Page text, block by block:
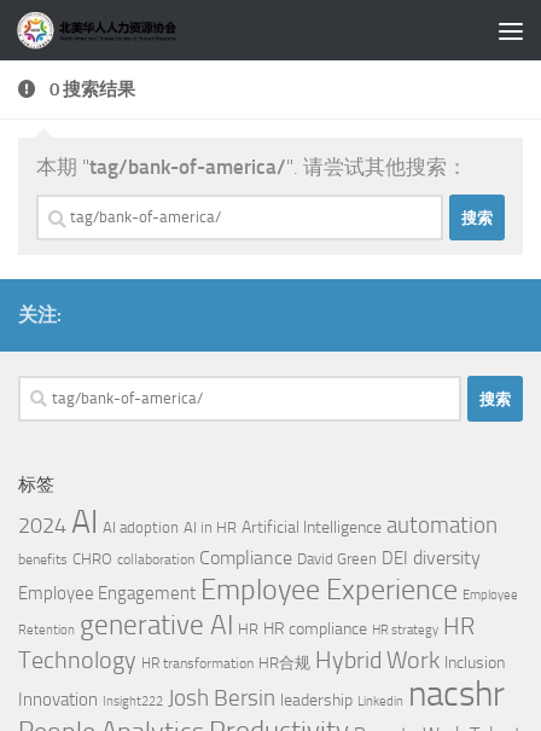
跳至内容
0 搜索结果
本期 "tag/bank-of-america/". 请尝试其他搜索：
搜
索：
关注:
搜
索：
标签
2024 AI AI adoption AI in HR Artificial Intelligence automation
benefits CHRO collaboration Compliance David Green DEI diversity
Employee Engagement Employee Experience Employee
Retention generative AI HR HR compliance HR strategy HR
Technology HR transformation HR合规 Hybrid Work Inclusion
Innovation Insight222 Josh Bersin leadership Linkedin nacshr